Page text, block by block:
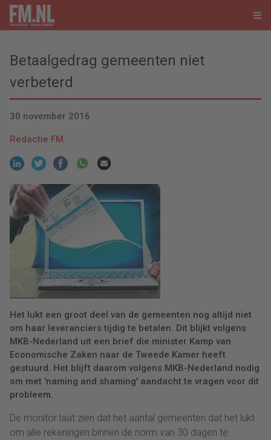
Betaalgedrag gemeenten niet
verbeterd
30 november 2016
Redactie FM
Het lukt een groot deel van de gemeenten nog altijd niet
om haar leveranciers tijdig te betalen. Dit blijkt volgens
MKB-Nederland uit een brief die minister Kamp van
Economische Zaken naar de Tweede Kamer heeft
gestuurd. Het blijft daarom volgens MKB-Nederland nodig
om met 'naming and shaming' aandacht te vragen voor dit
probleem.
De monitor laat zien dat het aantal gemeenten dat het lukt
om alle rekeningen binnen de norm van 30 dagen te